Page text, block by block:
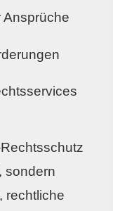
Ansprüche
sondern
rechtliche